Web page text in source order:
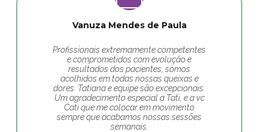
Vanuza Mendes de Paula
Profissionais extremamente competentes
e comprometidos com evolução e
resultados dos pacientes, somos
acolhidos em todas nossas queixas e
dores. Tatiana e equipe são excepcionais.
Um agradecimento especial a Tati, e a vc
Cati que me colocar em movimento
sempre que acabamos nossas sessões
semanais.